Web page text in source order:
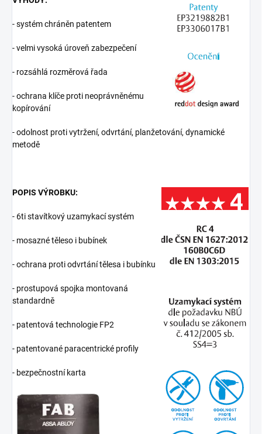
- systém chráněn patentem
- velmi vysoká úroveň zabezpečení
- rozsáhlá rozměrová řada
- ochrana klíče proti neoprávněnému
kopírování
- odolnost proti vytržení, odvrtání, planžetování, dynamické
metodě
POPIS VÝROBKU:
- 6ti stavítkový uzamykací systém
- mosazné těleso i bubínek
- ochrana proti odvrtání tělesa i bubínku
- prostupová spojka montovaná
standardně
- patentová technologie FP2
- patentované paracentrické profily
- bezpečnostní karta